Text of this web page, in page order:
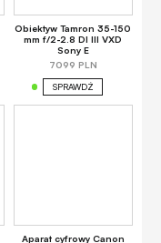
Obiektyw Tamron 35-150
mm f/2-2.8 DI III VXD
Sony E
7099 PLN
SPRAWDŹ
Aparat cyfrowy Canon